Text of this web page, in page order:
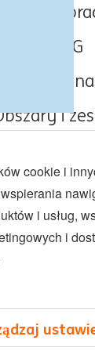
Oferty
O ING
Poznaj
i
i
LinkedIn
cookie i
i usług,
i